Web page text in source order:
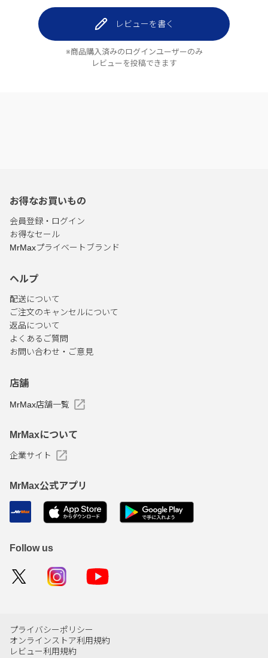
レビューを書く
※商品購入済みのログインユーザーのみ
レビューを投稿できます
お得なお買いもの
会員登録・ログイン
お得なセール
MrMaxプライベートブランド
ヘルプ
配送について
ご注文のキャンセルについて
返品について
よくあるご質問
お問い合わせ・ご意見
店舗
MrMax店舗一覧
MrMaxについて
企業サイト
MrMax公式アプリ
Follow us
プライバシーポリシー
オンラインストア利用規約
レビュー利用規約